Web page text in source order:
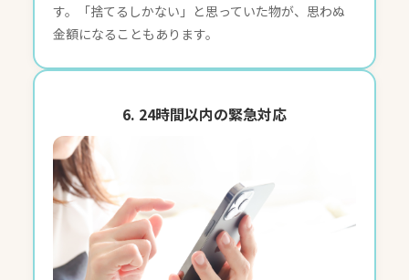
す。「捨てるしかない」と思っていた物が、思わぬ
金額になることもあります。
6. 24時間以内の緊急対応